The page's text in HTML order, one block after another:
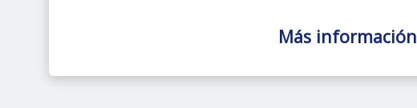
Más información